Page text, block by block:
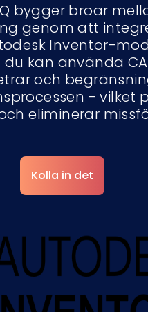
bygger broar
genom att
Inventor-
kan använda
och
- vilket
eliminerar
Kolla in det